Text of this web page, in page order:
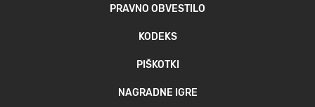
PRAVNO OBVESTILO
KODEKS
PIŠKOTKI
NAGRADNE IGRE